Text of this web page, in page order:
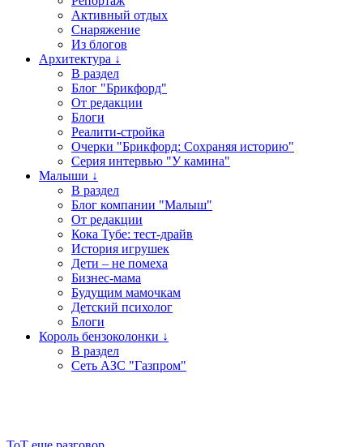
Активный отдых
Снаряжение
Из блогов
Архитектура ↓
В раздел
Блог "Брикфорд"
От редакции
Блоги
Реалити-стройка
Очерки "Брикфорд: Сохраняя историю"
Серия интервью "У камина"
Малыши ↓
В раздел
Блог компании "Малыш"
От редакции
Кока Тубе: тест-драйв
История игрушек
Дети – не помеха
Бизнес-мама
Будущим мамочкам
Детский психолог
Блоги
Король бензоколонки ↓
В раздел
Сеть АЗС "Газпром"